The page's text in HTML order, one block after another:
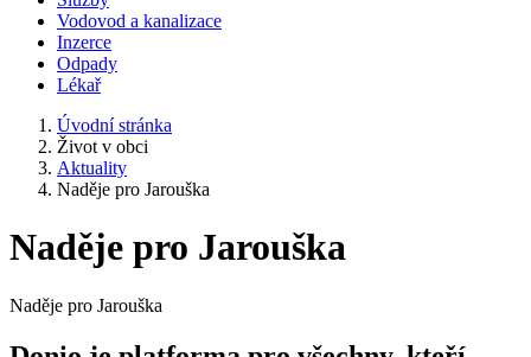
Vodovod a kanalizace
Inzerce
Odpady
Lékař
Úvodní stránka
Život v obci
Aktuality
Naděje pro Jarouška
Naděje pro Jarouška
Naděje pro Jarouška